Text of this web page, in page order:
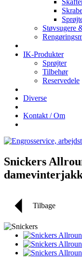
Støvsugere
IK-Produkter
Sprøjter
Tilbehør
Reservedele
Diverse
Kontakt / Om
Snickers
Tilbage